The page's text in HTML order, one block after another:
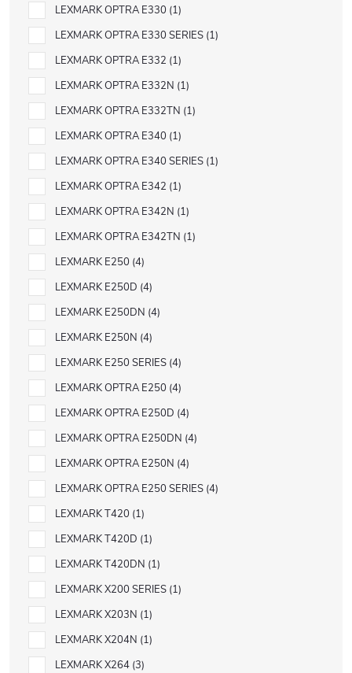
LEXMARK OPTRA E330 1
LEXMARK OPTRA E330 SERIES 1
LEXMARK OPTRA E332 1
LEXMARK OPTRA E332N 1
LEXMARK OPTRA E332TN 1
LEXMARK OPTRA E340 1
LEXMARK OPTRA E340 SERIES 1
LEXMARK OPTRA E342 1
LEXMARK OPTRA E342N 1
LEXMARK OPTRA E342TN 1
LEXMARK E250 4
LEXMARK E250D 4
LEXMARK E250DN 4
LEXMARK E250N 4
LEXMARK E250 SERIES 4
LEXMARK OPTRA E250 4
LEXMARK OPTRA E250D 4
LEXMARK OPTRA E250DN 4
LEXMARK OPTRA E250N 4
LEXMARK OPTRA E250 SERIES 4
LEXMARK T420 1
LEXMARK T420D 1
LEXMARK T420DN 1
LEXMARK X200 SERIES 1
LEXMARK X203N 1
LEXMARK X204N 1
LEXMARK X264 3